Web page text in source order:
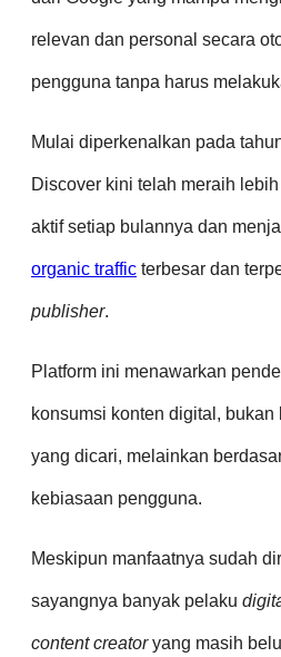
relevan dan personal secara
pengguna tanpa harus
Mulai diperkenalkan pada
Discover kini telah meraih
aktif setiap bulannya dan
organic traffic terbesar dan
publisher.
Platform ini menawarkan
konsumsi konten digital, bukan
yang dicari, melainkan
kebiasaan pengguna.
Meskipun manfaatnya sudah
sayangnya banyak pelaku
content creatoryang masih